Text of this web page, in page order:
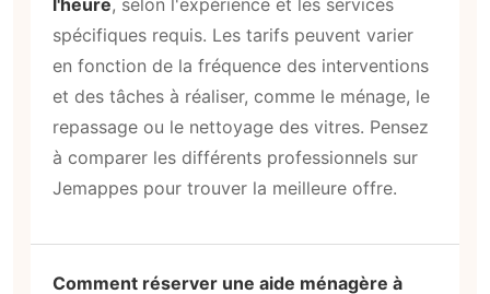
Le tarif d'une aide ménagère à Jemappes
situe généralement entre
12€ et 20€ de
, selon l'expérience et les services
spécifiques requis. Les tarifs peuvent varier
en fonction de la fréquence des interventions
et des tâches à réaliser, comme le ménage, le
repassage ou le nettoyage des vitres. Pensez